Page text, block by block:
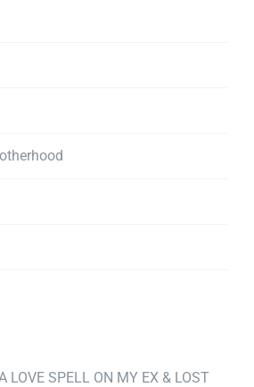
LOVE SPELL ON MY EX & LOST